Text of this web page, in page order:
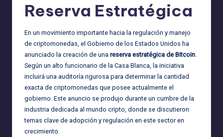
Reserva Estratégica
En un movimiento importante hacia la regulación y manejo
de criptomonedas, el Gobierno de los Estados Unidos ha
anunciado la creación de una reserva estratégica de Bitcoin.
Según un alto funcionario de la Casa Blanca, la iniciativa
incluirá una auditoría rigurosa para determinar la cantidad
exacta de criptomonedas que posee actualmente el
gobierno. Este anuncio se produjo durante un cumbre de la
industria dedicada al mundo cripto, donde se discutieron
temas clave de adopción y regulación en este sector en
crecimiento.